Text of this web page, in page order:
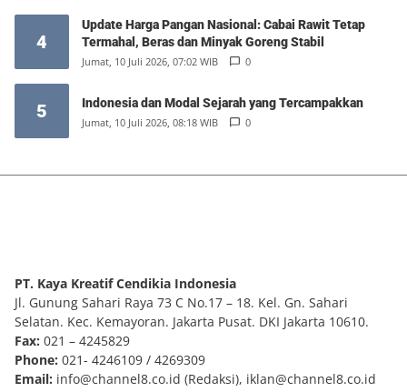
4
Update Harga Pangan Nasional: Cabai Rawit Tetap
Termahal, Beras dan Minyak Goreng Stabil
Jumat, 10 Juli 2026, 07:02 WIB 0
5 Indonesia dan Modal Sejarah yang Tercampakkan
Jumat, 10 Juli 2026, 08:18 WIB 0
PT. Kaya Kreatif Cendikia Indonesia
Jl. Gunung Sahari Raya 73 C No.17 – 18. Kel. Gn. Sahari
Selatan. Kec. Kemayoran. Jakarta Pusat. DKI Jakarta 10610.
Fax: 021 – 4245829
Phone: 021- 4246109 / 4269309
Email: info@channel8.co.id (Redaksi), iklan@channel8.co.id